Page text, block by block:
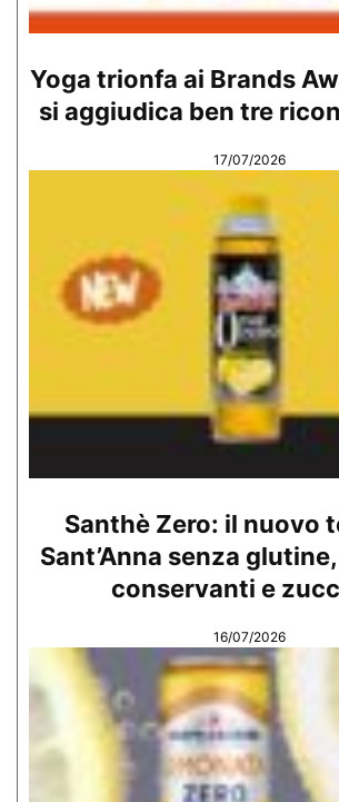
Yoga trionfa ai Brands
si aggiudica ben tre
17/07/2026
Santhè Zero: il nuovo
Sant’Anna senza
conservanti e
16/07/2026